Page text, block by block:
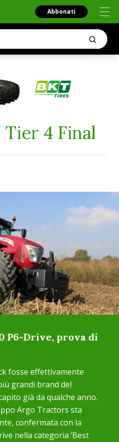
Abbonati
4 Final
P6-Drive, prova di
fosse effettivamente
grandi brand del
già da qualche anno.
Argo Tractors sta
confermata con la
nella categoria ‘Best